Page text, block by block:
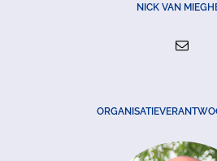
NICK VAN